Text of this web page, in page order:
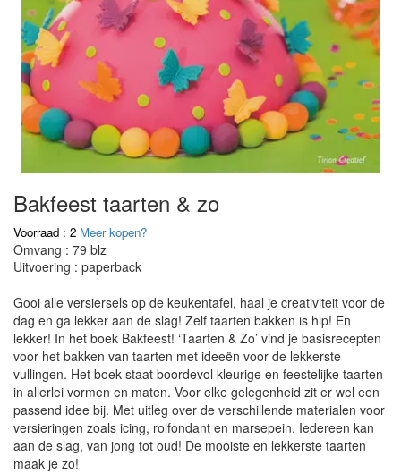
Bakfeest taarten & zo
Voorraad : 2 Meer kopen?
Omvang : 79 blz
Uitvoering : paperback
Gooi alle versiersels op de keukentafel, haal je creativiteit voor de
dag en ga lekker aan de slag! Zelf taarten bakken is hip! En
lekker! In het boek Bakfeest! ‘Taarten & Zo’ vind je basisrecepten
voor het bakken van taarten met ideeën voor de lekkerste
vullingen. Het boek staat boordevol kleurige en feestelijke taarten
in allerlei vormen en maten. Voor elke gelegenheid zit er wel een
passend idee bij. Met uitleg over de verschillende materialen voor
versieringen zoals icing, rolfondant en marsepein. Iedereen kan
aan de slag, van jong tot oud! De mooiste en lekkerste taarten
maak je zo!